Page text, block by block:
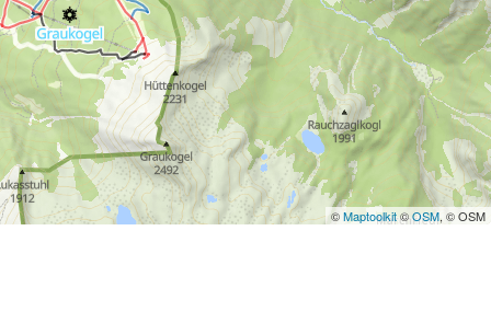
©Maptoolkit©OSM, © OSM